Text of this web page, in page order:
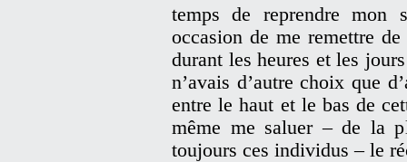
temps de reprendre mon
occasion de me remettre
durant les heures et les
n’avais d’autre choix que
entre le haut et le bas de
même me saluer – de la
toujours ces individus – le